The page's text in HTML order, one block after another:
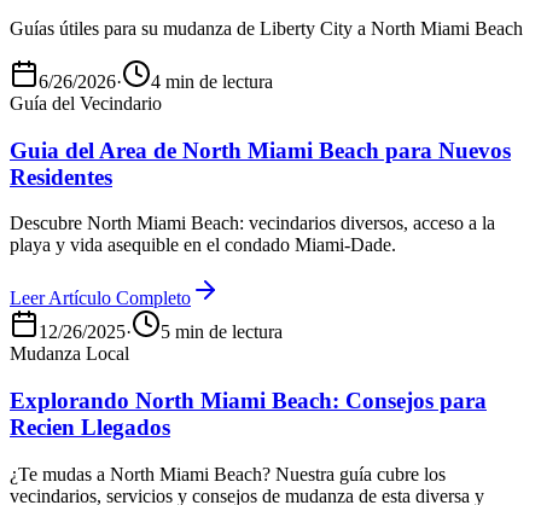
Guías útiles para su mudanza de Liberty City a North Miami Beach
6/26/2026·
4 min de lectura
Guía del Vecindario
Guia del Area de North Miami Beach para Nuevos
Residentes
Descubre North Miami Beach: vecindarios diversos, acceso a la
playa y vida asequible en el condado Miami-Dade.
Leer Artículo Completo
12/26/2025·
5 min de lectura
Mudanza Local
Explorando North Miami Beach: Consejos para
Recien Llegados
¿Te mudas a North Miami Beach? Nuestra guía cubre los
vecindarios, servicios y consejos de mudanza de esta diversa y